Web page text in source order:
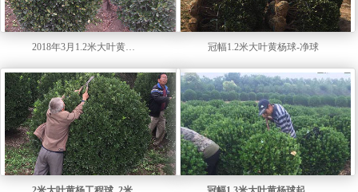
2018年3月1.2米大叶黄杨球起苗现场 冠幅1.2米大叶黄杨球-净球